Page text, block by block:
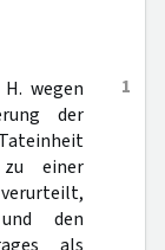
1
wegen
der
einer
den